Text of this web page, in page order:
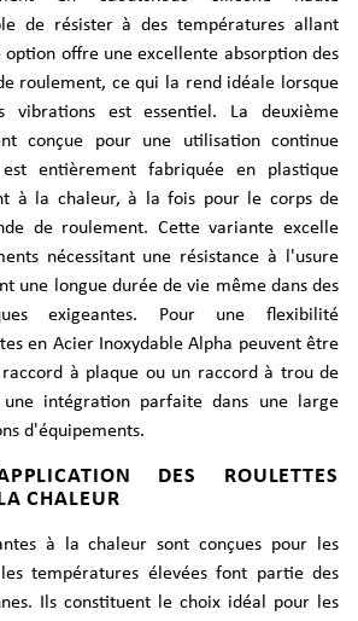
de résister à des températures allant
option offre une excellente absorption des
roulement, ce qui la rend idéale lorsque
vibrations est essentiel. La deuxième
conçue pour une utilisation continue
entièrement fabriquée en plastique
à la chaleur, à la fois pour le corps de
de roulement. Cette variante excelle
nécessitant une résistance à l'usure
une longue durée de vie même dans des
exigeantes. Pour une flexibilité
en Acier Inoxydable Alpha peuvent être
à plaque ou un raccord à trou de
intégration parfaite dans une large
d'équipements.
DES ROULETTES
CHALEUR
à la chaleur sont conçues pour les
températures élevées font partie des
Ils constituent le choix idéal pour les